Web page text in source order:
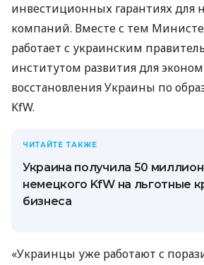
инвестиционных гарантиях для
компаний. Вместе с тем
работает с украинским
институтом развития для
восстановления Украины по
KfW.
ЧИТАЙТЕ ТАКЖЕ
Украина получила 50
немецкого KfW на льготные
бизнеса
«Украинцы уже работают с